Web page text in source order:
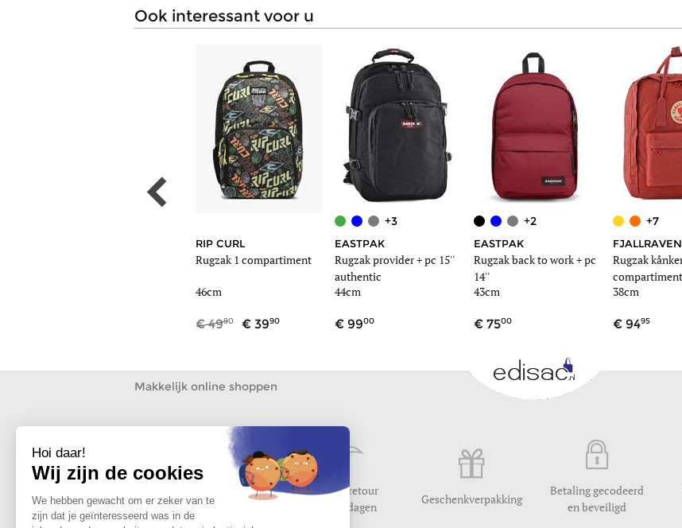
ook interessant voor u
RIP CURL
Rugzak 1 compartiment
46cm
4990 3990
+3
EASTPAK
Rugzak provider + pc 15''
authentic
44cm
9900
+2
EASTPAK
Rugzak back to work + pc
14''
43cm
7500
+7
FJALLRAVEN
Rugzak
compartiment
38cm
9495
Makkelijk online shoppen
Gratis levering vanaf
59
Gratis retour
tot 30 dagen
Geschenkverpakking
Betaling gecodeerd
en beveiligd